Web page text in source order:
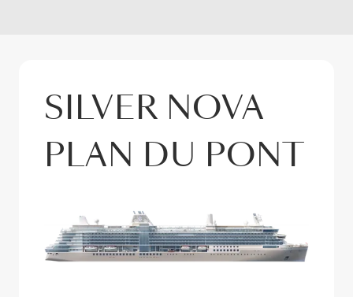
SILVER NOVA
PLAN DU PONT